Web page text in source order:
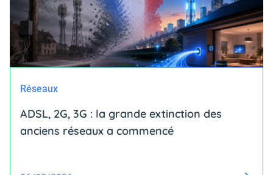
Réseaux
ADSL, 2G, 3G : la grande extinction des
anciens réseaux a commencé